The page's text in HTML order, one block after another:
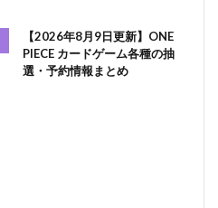
【2026年8月9日更新】ONE
PIECE カードゲーム各種の抽
選・予約情報まとめ